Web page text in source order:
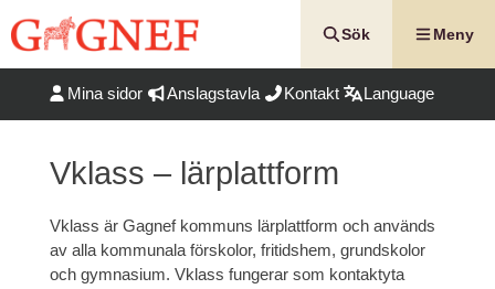
till
Sök Meny
Mina sidor Anslagstavla Kontakt Language
Vklass – lärplattform
Vklass är Gagnef kommuns lärplattform och används
av alla kommunala förskolor, fritidshem, grundskolor
och gymnasium. Vklass fungerar som kontaktyta